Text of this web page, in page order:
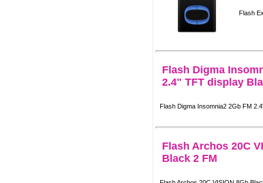
Flash
Flash Digma
2.4" TFT display
Flash Digma Insomnia2 2Gb FM
Flash Archos 20C
Black 2 FM